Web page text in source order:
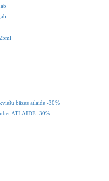
bāzes atlaide -30%
ATLAIDE -30%